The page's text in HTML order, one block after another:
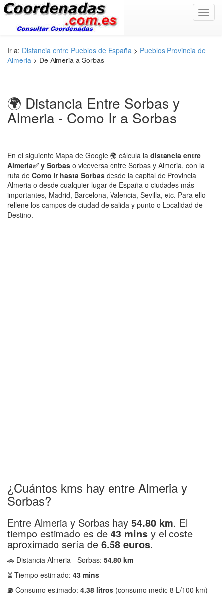
Ir a: Distancia entre Pueblos de España > Pueblos Provincia de
Almeria > De Almeria a Sorbas
🌍 Distancia Entre Sorbas y
Almeria - Como Ir a Sorbas
En el siguiente Mapa de Google 🌍 cálcula la distancia entre
Almeria✅ y Sorbas o viceversa entre Sorbas y Almeria, con la
ruta de Como ir hasta Sorbas desde la capital de Provincia
Almeria o desde cualquier lugar de España o ciudades más
importantes, Madrid, Barcelona, Valencia, Sevilla, etc. Para ello
rellene los campos de ciudad de salida y punto o Localidad de
Destino.
¿Cuántos kms hay entre Almeria y
Sorbas?
Entre Almeria y Sorbas hay 54.80 km. El
tiempo estimado es de 43 mins y el coste
aproximado sería de 6.58 euros.
🚗 Distancia Almeria - Sorbas: 54.80 km
⏳ Tiempo estimado: 43 mins
⛽ Consumo estimado: 4.38 litros (consumo medio 8 L/100 km)